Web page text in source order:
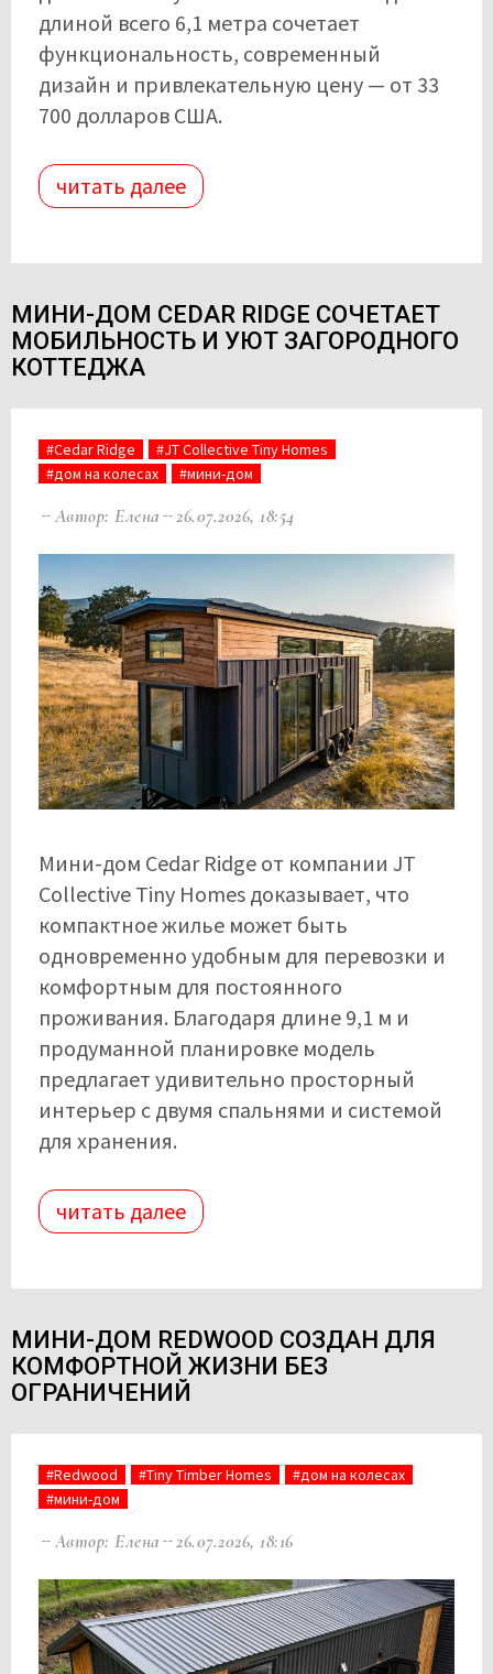
длиной всего 6,1 метра сочетает
функциональность, современный
дизайн и привлекательную цену — от 33
700 долларов США.
читать далее
МИНИ-ДОМ CEDAR RIDGE СОЧЕТАЕТ
МОБИЛЬНОСТЬ И УЮТ ЗАГОРОДНОГО
КОТТЕДЖА
#Cedar Ridge
#JT Collective Tiny Homes
#дом на колесах
#мини-дом
Автор: Елена 26.07.2026, 18:54
Мини-дом Cedar Ridge от компании JT
Collective Tiny Homes доказывает, что
компактное жилье может быть
одновременно удобным для перевозки и
комфортным для постоянного
проживания. Благодаря длине 9,1 м и
продуманной планировке модель
предлагает удивительно просторный
интерьер с двумя спальнями и системой
для хранения.
читать далее
МИНИ-ДОМ REDWOOD СОЗДАН ДЛЯ
КОМФОРТНОЙ ЖИЗНИ БЕЗ
ОГРАНИЧЕНИЙ
#Redwood #Tiny Timber Homes
#дом на колесах
#мини-дом
Автор: Елена 26.07.2026, 18:16